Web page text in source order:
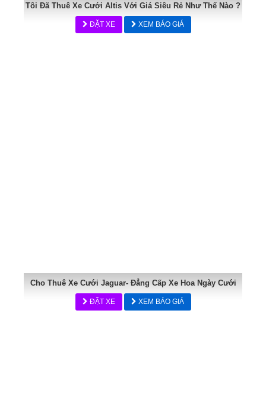
Tôi Đã Thuê Xe Cưới Altis Với Giá Siêu Rẻ Như Thế Nào ?
ĐẶT XE XEM BÁO GIÁ
Cho Thuê Xe Cưới Jaguar- Đẳng Cấp Xe Hoa Ngày Cưới
ĐẶT XE XEM BÁO GIÁ